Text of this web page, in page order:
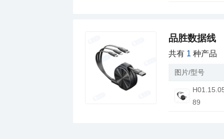
品胜数据线
共有 1 种产品
图片/型号
89